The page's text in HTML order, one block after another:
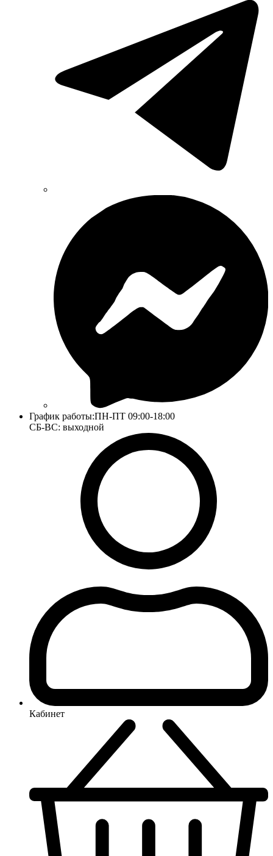
График работы:ПН-ПТ 09:00-18:00
СБ-ВС: выходной
Кабинет